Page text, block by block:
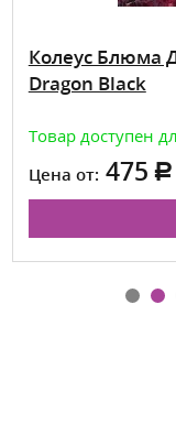
Колеус Блюма
Dragon Black
Товар доступен
Цена от: 475